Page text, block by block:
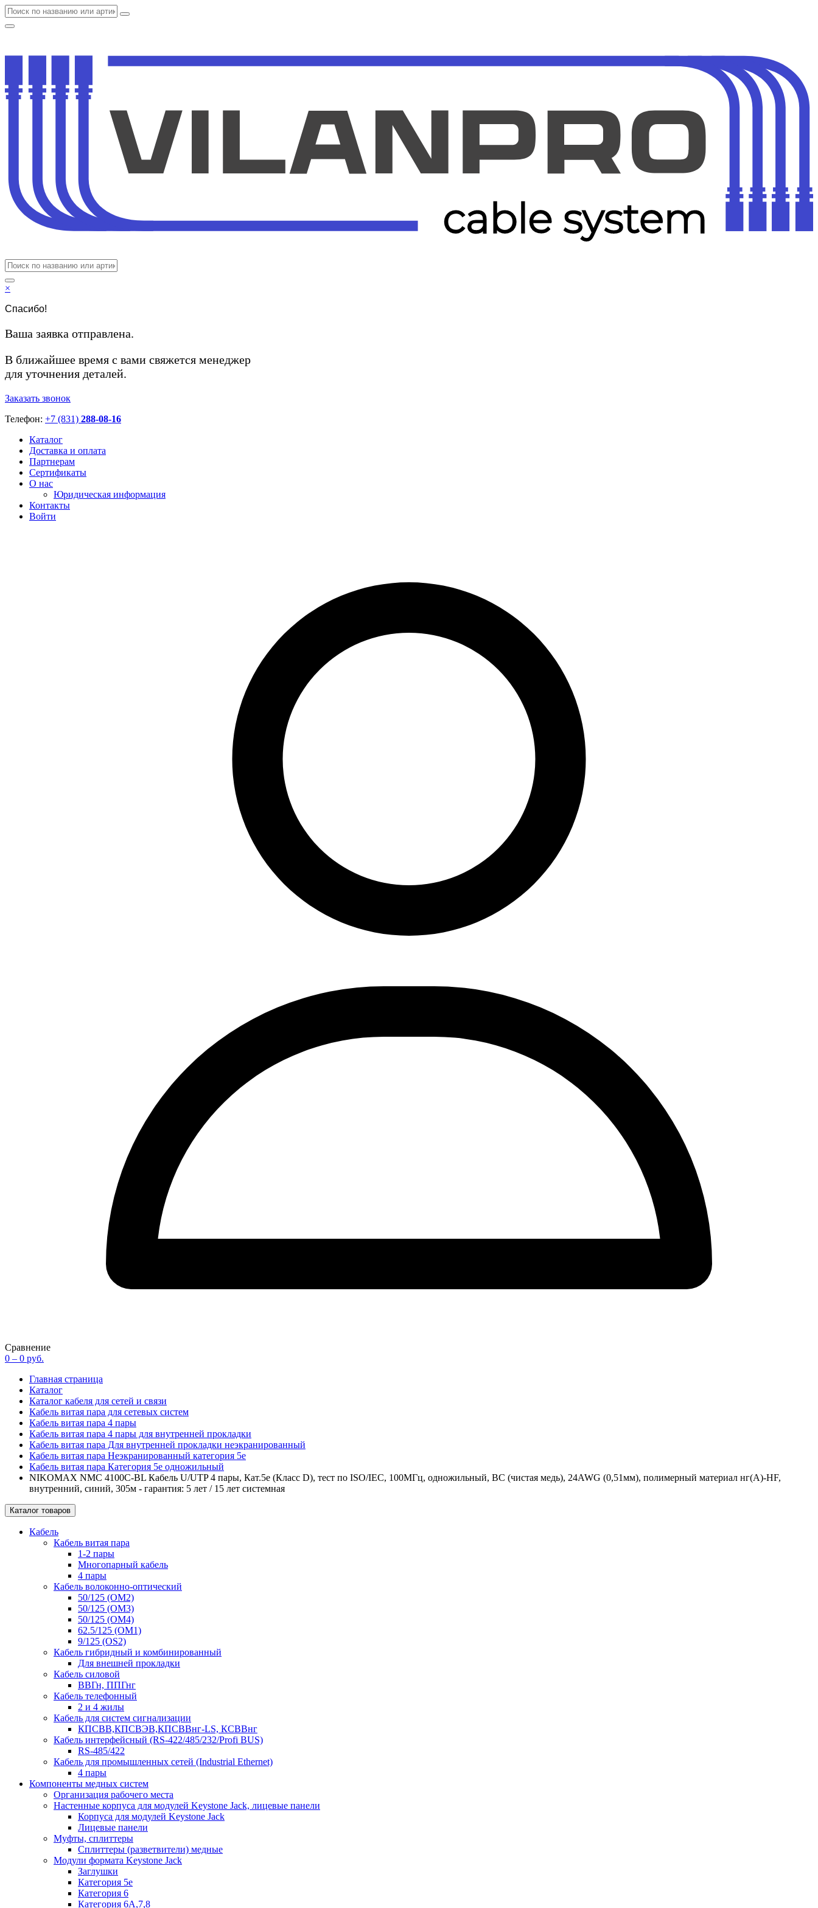
×
Спасибо!
Ваша заявка отправлена.
В ближайшее время с вами свяжется менеджер
для уточнения деталей.
Заказать звонок
Телефон: +7 (831) 288-08-16
Каталог
Доставка и оплата
Партнерам
Сертификаты
О нас
Юридическая информация
Контакты
Войти
Сравнение
0 – 0 руб.
Главная страница
Каталог
Каталог кабеля для сетей и связи
Кабель витая пара для сетевых систем
Кабель витая пара 4 пары
Кабель витая пара 4 пары для внутренней прокладки
Кабель витая пара Для внутренней прокладки неэкранированный
Кабель витая пара Неэкранированный категория 5е
Кабель витая пара Категория 5е одножильный
NIKOMAX NMC 4100C-BL Кабель U/UTP 4 пары, Кат.5e (Класс D), тест по ISO/IEC, 100МГц, одножильный, BC (чистая медь), 24AWG (0,51мм), полимерный материал нг(А)-HF,
внутренний, синий, 305м - гарантия: 5 лет / 15 лет системная
Каталог товаров
Кабель
Кабель витая пара
1-2 пары
Многопарный кабель
4 пары
Кабель волоконно-оптический
50/125 (OM2)
50/125 (OM3)
50/125 (OM4)
62.5/125 (OM1)
9/125 (OS2)
Кабель гибридный и комбинированный
Для внешней прокладки
Кабель силовой
ВВГн, ППГнг
Кабель телефонный
2 и 4 жилы
Кабель для систем сигнализации
КПСВВ,КПСВЭВ,КПСВВнг-LS, КСВВнг
Кабель интерфейсный (RS-422/485/232/Profi BUS)
RS-485/422
Кабель для промышленных сетей (Industrial Ethernet)
4 пары
Компоненты медных систем
Организация рабочего места
Настенные корпуса для модулей Keystone Jack, лицевые панели
Корпуса для модулей Keystone Jack
Лицевые панели
Муфты, сплиттеры
Сплиттеры (разветвители) медные
Модули формата Keystone Jack
Заглушки
Категория 5е
Категория 6
Категория 6А,7,8